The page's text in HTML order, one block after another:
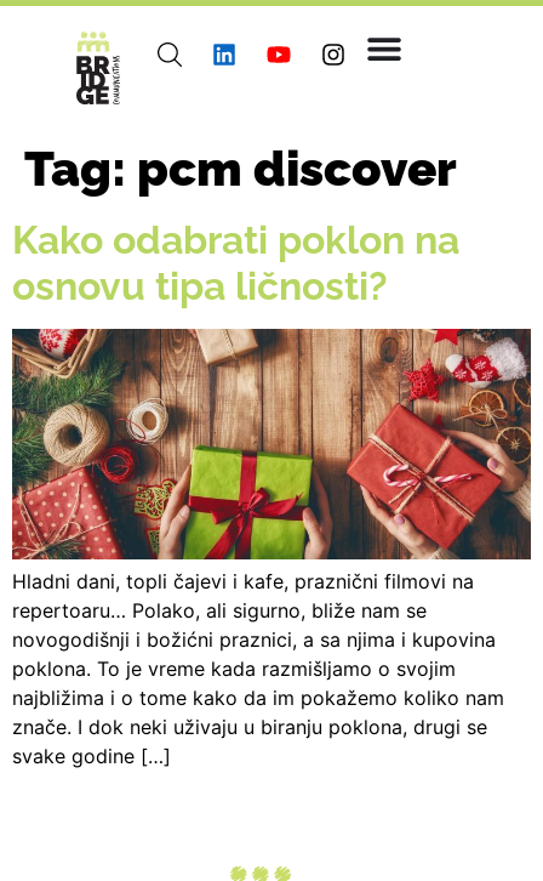
Tag: pcm discover
Kako odabrati poklon na
osnovu tipa ličnosti?
Hladni dani, topli čajevi i kafe, praznični filmovi na
repertoaru… Polako, ali sigurno, bliže nam se
novogodišnji i božićni praznici, a sa njima i kupovina
poklona. To je vreme kada razmišljamo o svojim
najbližima i o tome kako da im pokažemo koliko nam
znače. I dok neki uživaju u biranju poklona, drugi se
svake godine […]